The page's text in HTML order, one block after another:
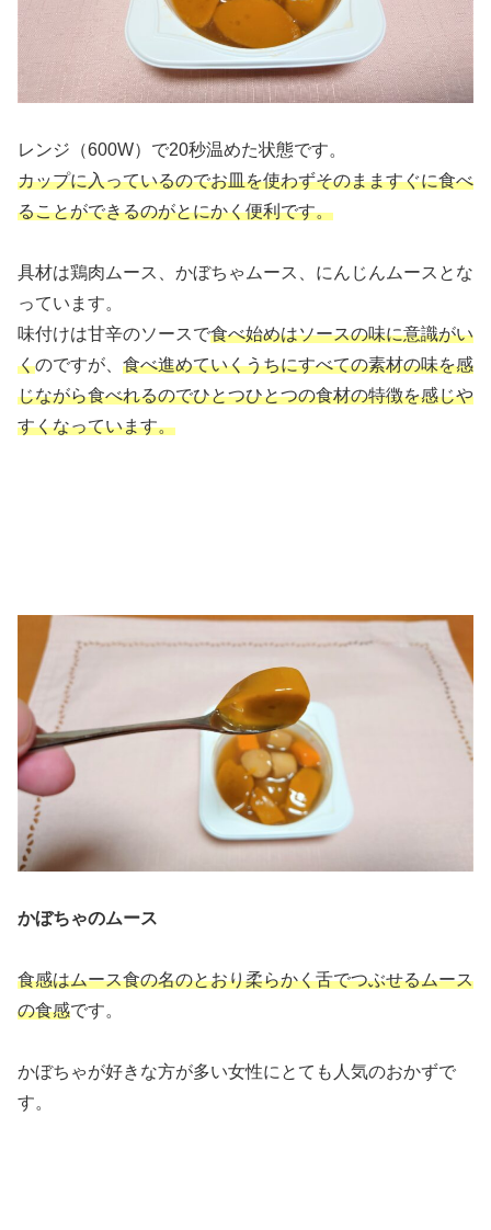
レンジ（600W）で20秒温めた状態です。
カップに入っているのでお皿を使わずそのまますぐに食べ
ることができるのがとにかく便利です。
具材は鶏肉ムース、かぼちゃムース、にんじんムースとな
っています。
味付けは甘辛のソースで食べ始めはソースの味に意識がい
くのですが、 食べ進めていくうちにすべての素材の味を感
じながら食べれるのでひとつひとつの食材の特徴を感じや
すくなっています。
かぼちゃのムース
食感はムース食の名のとおり柔らかく舌でつぶせるムース
の食感です。
かぼちゃが好きな方が多い女性にとても人気のおかずで
す。